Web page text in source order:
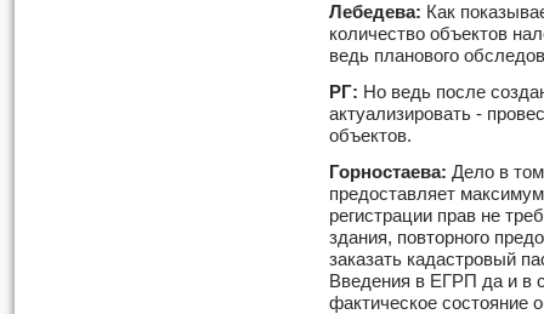
Лебедева: Как
количество объектов
ведь планового
РГ: Но ведь после
актуализировать -
объектов.
Горностаева: Дело в
предоставляет
регистрации прав не
здания, повторного
заказать кадастровый
Введения в ЕГРП да и в
фактическое состояние